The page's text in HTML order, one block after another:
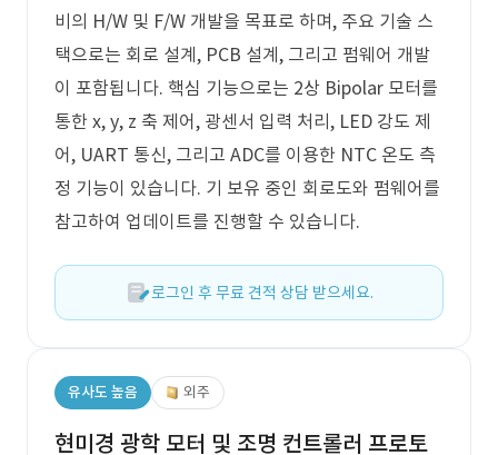
비의 H/W 및 F/W 개발을 목표로 하며, 주요 기술 스
택으로는 회로 설계, PCB 설계, 그리고 펌웨어 개발
이 포함됩니다. 핵심 기능으로는 2상 Bipolar 모터를
통한 x, y, z 축 제어, 광센서 입력 처리, LED 강도 제
어, UART 통신, 그리고 ADC를 이용한 NTC 온도 측
정 기능이 있습니다. 기 보유 중인 회로도와 펌웨어를
참고하여 업데이트를 진행할 수 있습니다.
로그인 후 무료 견적 상담 받으세요.
유사도 높음 외주
현미경 광학 모터 및 조명 컨트롤러 프로토